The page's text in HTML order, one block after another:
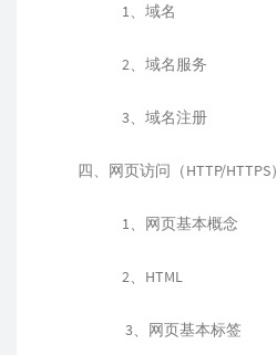
1、域名
2、域名服务
3、域名注册
四、网页访问（HTTP/HTTPS）
1、网页基本概念
2、HTML
3、网页基本标签